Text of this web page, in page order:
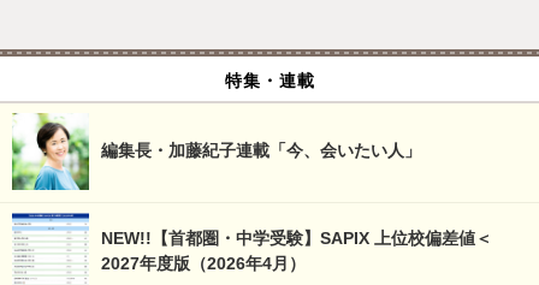
特集・連載
編集長・加藤紀子連載「今、会いたい人」
NEW!!【首都圏・中学受験】SAPIX 上位校偏差値＜
2027年度版（2026年4月）